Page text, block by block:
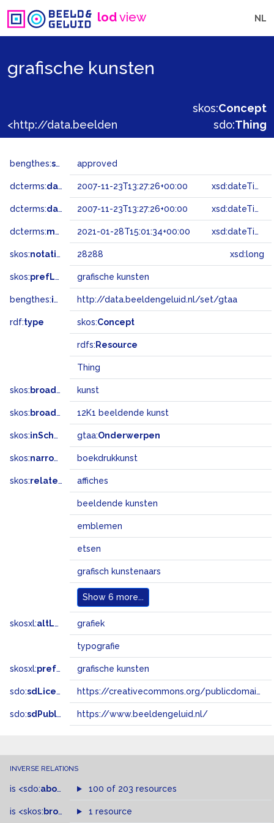
lodview NL
grafische kunsten
skos:Concept
sdo:Thing
bengthes:status approved
dcterms:dateAccepted 2007-11-23T13:27:26+00:00 xsd:dateTime
dcterms:dateSubmitted 2007-11-23T13:27:26+00:00 xsd:dateTime
dcterms:modified 2021-01-28T15:01:34+00:00 xsd:dateTime
skos:notation 28288 xsd:long
skos:prefLabel grafische kunsten
bengthes:inSet http://data.beeldengeluid.nl/set/gtaa
rdf:type skos:Concept
rdfs: Resource
Thing
skos: broader kunst
skos: broadMatch 12K1 beeldende kunst
skos:inScheme gtaa:Onderwerpen
skos:narrower boekdrukkunst
skos:related affiches
beeldende kunsten
emblemen
etsen
grafisch kunstenaars
Show 6 more...
skosxl:altLabel grafiek
typografie
skosxl:prefLabel grafische kunsten
sdo:sdLicense https://creativecommons.org/publicdomain/zero/1.0/
sdo:sdPublisher https://www.beeldengeluid.nl/
INVERSE RELATIONS
is <sdo:about of 100 of 203 resources
is <skos: broader > of
1 resource